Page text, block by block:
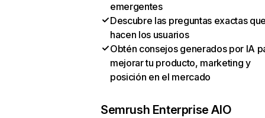
emergentes
Descubre las preguntas exactas
hacen los usuarios
Obtén consejos generados por IA
mejorar tu producto, marketing y
posición en el mercado
Semrush Enterprise AIO